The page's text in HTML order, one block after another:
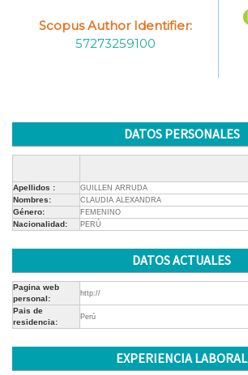
Scopus Author Identifier:
57273259100
DATOS PERSONALES
Apellidos : GUILLEN ARRUDA
Nombres: CLAUDIA ALEXANDRA
Género: FEMENINO
Nacionalidad: PERÚ
DATOS ACTUALES
Pagina web
personal:
http://
Pais de
residencia:
Perú
EXPERIENCIA LABORAL